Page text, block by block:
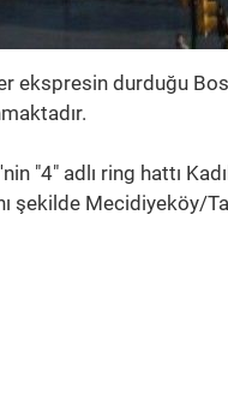
ekspresin durduğu
"4" adlı ring hattı
şekilde